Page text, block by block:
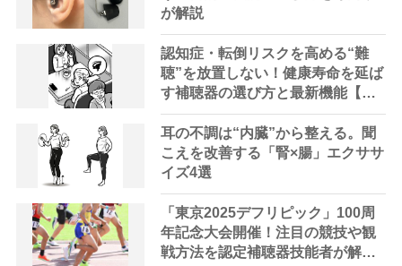
が解説
認知症・転倒リスクを高める“難
聴”を放置しない！健康寿命を延ば
す補聴器の選び方と最新機能【専
門家解説】
耳の不調は“内臓”から整える。聞
こえを改善する「腎×腸」エクササ
イズ4選
「東京2025デフリピック」100周
年記念大会開催！注目の競技や観
戦方法を認定補聴器技能者が解説